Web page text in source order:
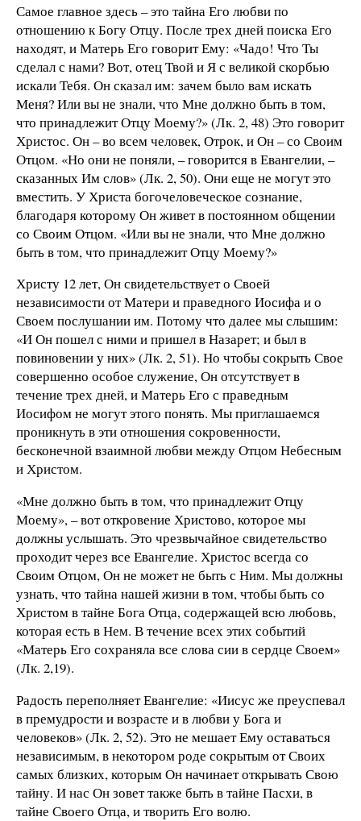
Самое главное здесь – это тайна Его любви по
отношению к Богу Отцу. После трех дней поиска Его
находят, и Матерь Его говорит Ему: «Чадо! Что Ты
сделал с нами? Вот, отец Твой и Я с великой скорбью
искали Тебя. Он сказал им: зачем было вам искать
Меня? Или вы не знали, что Мне должно быть в том,
что принадлежит Отцу Моему?» (Лк. 2, 48) Это говорит
Христос. Он – во всем человек, Отрок, и Он – со Своим
Отцом. «Но они не поняли, – говорится в Евангелии, –
сказанных Им слов» (Лк. 2, 50). Они еще не могут это
вместить. У Христа богочеловеческое сознание,
благодаря которому Он живет в постоянном общении
со Своим Отцом. «Или вы не знали, что Мне должно
быть в том, что принадлежит Отцу Моему?»
Христу 12 лет, Он свидетельствует о Своей
независимости от Матери и праведного Иосифа и о
Своем послушании им. Потому что далее мы слышим:
«И Он пошел с ними и пришел в Назарет; и был в
повиновении у них» (Лк. 2, 51). Но чтобы сокрыть Свое
совершенно особое служение, Он отсутствует в
течение трех дней, и Матерь Его с праведным
Иосифом не могут этого понять. Мы приглашаемся
проникнуть в эти отношения сокровенности,
бесконечной взаимной любви между Отцом Небесным
и Христом.
«Мне должно быть в том, что принадлежит Отцу
Моему», – вот откровение Христово, которое мы
должны услышать. Это чрезвычайное свидетельство
проходит через все Евангелие. Христос всегда со
Своим Отцом, Он не может не быть с Ним. Мы должны
узнать, что тайна нашей жизни в том, чтобы быть со
Христом в тайне Бога Отца, содержащей всю любовь,
которая есть в Нем. В течение всех этих событий
«Матерь Его сохраняла все слова сии в сердце Своем»
(Лк. 2,19).
Радость переполняет Евангелие: «Иисус же преуспевал
в премудрости и возрасте и в любви у Бога и
человеков» (Лк. 2, 52). Это не мешает Ему оставаться
независимым, в некотором роде сокрытым от Своих
самых близких, которым Он начинает открывать Свою
тайну. И нас Он зовет также быть в тайне Пасхи, в
тайне Своего Отца, и творить Его волю.